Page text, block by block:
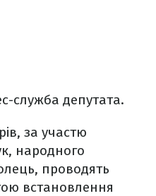
служба депутата.
за участю
народного
проводять
встановлення